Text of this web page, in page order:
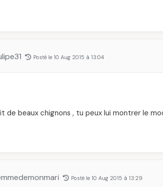
Posté le 10 Aug 2015 à 13:04
de beaux chignons , tu peux lui montrer le
Posté le 10 Aug 2015 à 13:29